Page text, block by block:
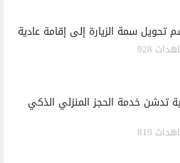
928
تدشن خدمة الحجز المنزلي الذكي
819